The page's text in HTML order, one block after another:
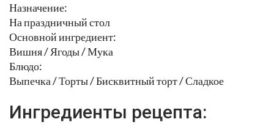
Назначение:
На праздничный стол
Основной ингредиент:
Вишня / Ягоды / Мука
Блюдо:
Выпечка / Торты / Бисквитный торт / Сладкое
Ингредиенты рецепта: